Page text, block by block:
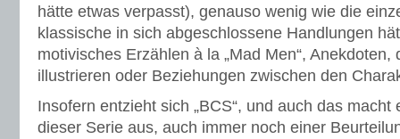
hätte etwas verpasst), genauso wenig wie die
klassische in sich abgeschlossene Handlungen
motivisches Erzählen à la „Mad Men“, Anekdoten,
illustrieren oder Beziehungen zwischen den
Insofern entzieht sich „BCS“, und auch das macht
dieser Serie aus, auch immer noch einer